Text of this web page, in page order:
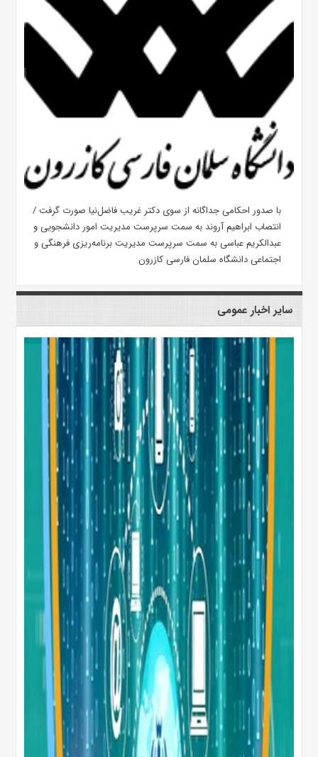
با صدور احکامی جداگانه از سوی دکتر غریب فاضل‌نیا صورت گرفت /
انتصاب ابراهیم آروند به سمت سرپرست مدیریت امور دانشجویی و
عبدالکریم عباسی به سمت سرپرست مدیریت برنامه‌ریزی فرهنگی و
اجتماعی دانشگاه سلمان فارسی کازرون
سایر اخبار عمومی